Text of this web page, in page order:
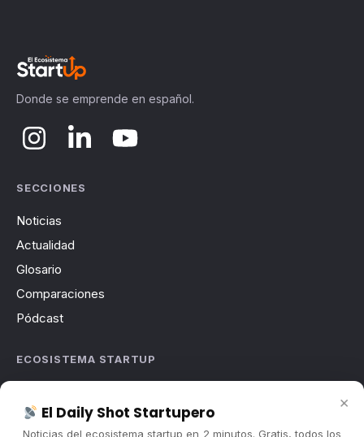
Donde se emprende en español.
SECCIONES
Noticias
Actualidad
Glosario
Comparaciones
Pódcast
ECOSISTEMA STARTUP
Cómo trabajamos
×
El Daily Shot Startupero
Noticias del ecosistema startup en 2 minutos. Gratis, todos los